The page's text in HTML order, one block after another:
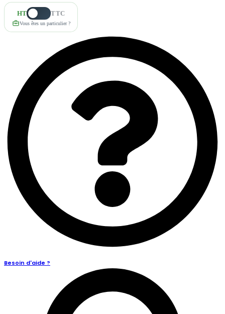
HT TTC
Vous êtes un particulier ?
Besoin d'aide ?